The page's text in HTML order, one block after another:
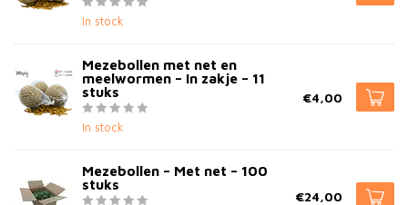
In stock
Mezebollen met net en
meelwormen – In zakje – 11
stuks
In stock
€4,00
Mezebollen – Met net – 100
stuks
€24,00